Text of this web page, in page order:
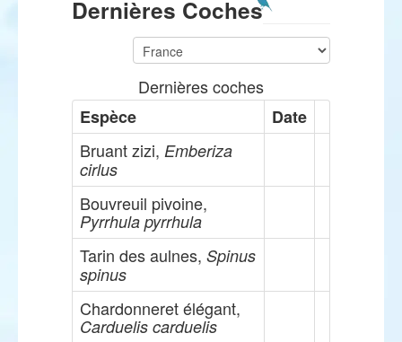
Dernières Coches
Dernières coches
Espèce
Date
Bruant zizi, Emberiza
cirlus
Bouvreuil pivoine,
Pyrrhula pyrrhula
Tarin des aulnes, Spinus
spinus
Chardonneret élégant,
Carduelis carduelis